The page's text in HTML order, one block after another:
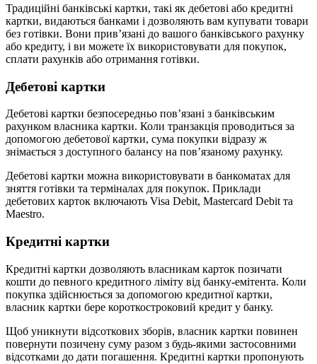
Традиційні банківські картки, такі як дебетові або кредитні
картки, видаються банками і дозволяють вам купувати товари
без готівки. Вони прив’язані до вашого банківського рахунку
або кредиту, і ви можете їх використовувати для покупок,
сплати рахунків або отримання готівки.
Дебетові картки
Дебетові картки безпосередньо пов’язані з банківським
рахунком власника картки. Коли транзакція проводиться за
допомогою дебетової картки, сума покупки відразу ж
знімається з доступного балансу на пов’язаному рахунку.
Дебетові картки можна використовувати в банкоматах для
зняття готівки та терміналах для покупок. Приклади
дебетових карток включають Visa Debit, Mastercard Debit та
Maestro.
Кредитні картки
Кредитні картки дозволяють власникам карток позичати
кошти до певного кредитного ліміту від банку-емітента. Коли
покупка здійснюється за допомогою кредитної картки,
власник картки бере короткостроковий кредит у банку.
Щоб уникнути відсоткових зборів, власник картки повинен
повернути позичену суму разом з будь-якими застосовними
відсотками до дати погашення. Кредитні картки пропонують